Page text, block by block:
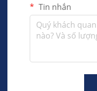
Tin nhắn